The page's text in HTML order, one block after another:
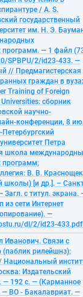
/ A. S.
государственный
им. Н. Э.
программ. — 1 файл
SPBPU/2/id23-433. —
// Предмагистерская
граждан в
Training of Foreign
сборник
научно-
конференции, 8
Петра
школа
программ;
В. В.
школы) [и др.]. –
Загл. с титул. экрана.
из сети Интернет
—
dl/2/id23-
Иванович. Связи с
(паблик рилейшнз):
Национальный
Издательский
— 192 с. — (Карманное
— ВО - Бакалавриат. —